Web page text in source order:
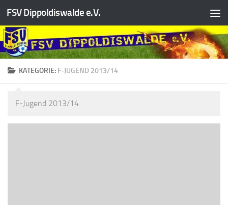
Zum Inhalt springen
FSV Dippoldiswalde e.V.
KATEGORIE: F-JUGEND 2013/14
F-Jugend 2013/14